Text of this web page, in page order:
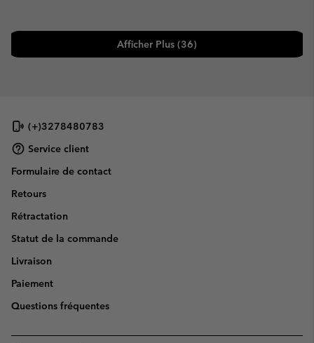
Afficher Plus (36)
(+)3278480783
Service client
Formulaire de contact
Retours
Rétractation
Statut de la commande
Livraison
Paiement
Questions fréquentes